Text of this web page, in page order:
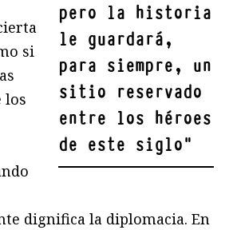
pero la historia
le guardará,
para siempre, un
sitio reservado
entre los héroes
de este siglo"
si
los
dignifica la diplomacia. En